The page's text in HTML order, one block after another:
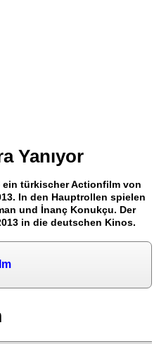
Yanıyor
türkischer Actionfilm von
In den Hauptrollen spielen
und İnanç Konukçu. Der
in die deutschen Kinos.